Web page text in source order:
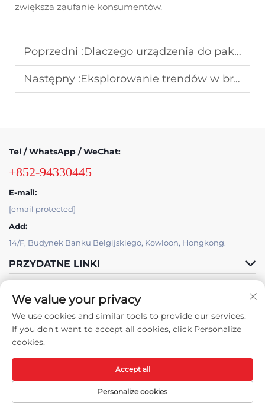
zwiększa zaufanie konsumentów.
Poprzedni :Dlaczego urządzenia do pakowania są niezbędnikami dla produktów wysokiej klasy
Następny :Eksplorowanie trendów w branży produktów zdrowotnych i rozwiązaniach opakowaniowych
Tel / WhatsApp / WeChat:
+852-94330445
E-mail:
[email protected]
Add:
14/F, Budynek Banku Belgijskiego, Kowloon, Hongkong.
PRZYDATNE LINKI
Prawa autorskie © 2025 Skyat Limited. -Polityka prywatności
Strona Główna Produkty
Skontaktuj się z
GÓRA
We value your privacy
We use cookies and similar tools to provide our services.
If you don't want to accept all cookies, click Personalize
cookies.
Personalize cookies
Accept all